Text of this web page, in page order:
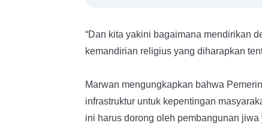
“Dan kita yakini bagaimana mendirikan
kemandirian religius yang diharapkan
Marwan mengungkapkan bahwa
infrastruktur untuk kepentingan
ini harus dorong oleh pembangunan